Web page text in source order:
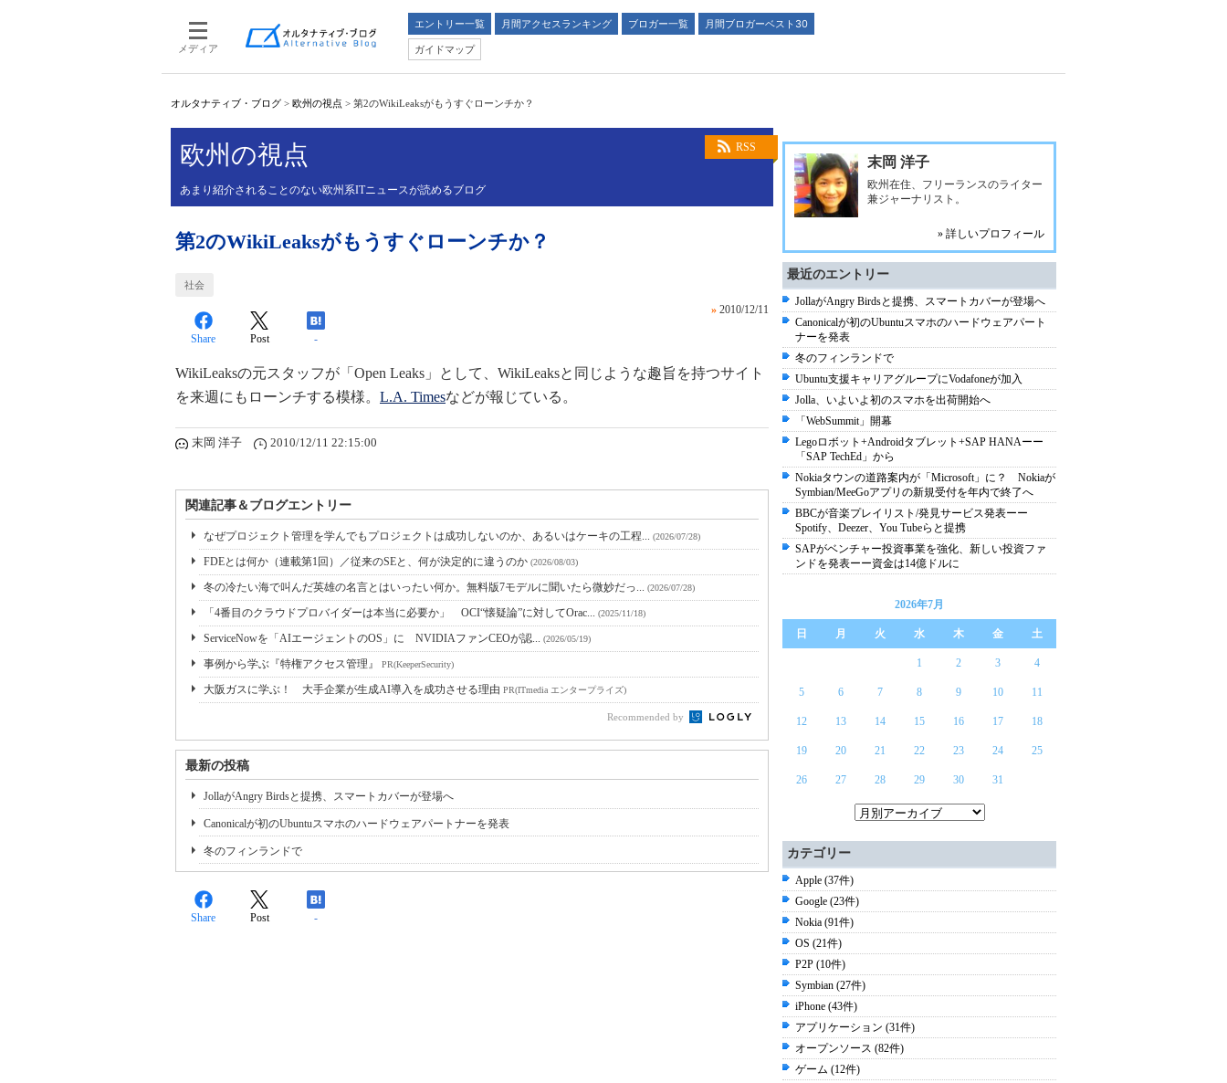
メディア
エントリー一覧 月間アクセスランキング ブロガー一覧
月間ブロガーベスト30
ガイドマップ
オルタナティブ・ブログ > 欧州の視点 > 第2のWikiLeaksがもうすぐローンチか？
RSS
欧州の視点
あまり紹介されることのない欧州系ITニュースが読めるブログ
第2のWikiLeaksがもうすぐローンチか？
社会
» 2010/12/11
Share Post -
WikiLeaksの元スタッフが「Open Leaks」として、WikiLeaksと同じような趣旨を持つサイト
を来週にもローンチする模様。 L.A. Timesなどが報じている。
末岡 洋子 2010/12/11 22:15:00
関連記事＆ブログエントリー
なぜプロジェクト管理を学んでもプロジェクトは成功しないのか、あるいはケーキの工程... (2026/07/28)
FDEとは何か（連載第1回）／従来のSEと、何が決定的に違うのか (2026/08/03)
冬の冷たい海で叫んだ英雄の名言とはいったい何か。無料版7モデルに聞いたら微妙だっ... (2026/07/28)
「4番目のクラウドプロバイダーは本当に必要か」 OCI“懐疑論”に対してOrac... (2025/11/18)
ServiceNowを「AIエージェントのOS」に NVIDIAファンCEOが認... (2026/05/19)
事例から学ぶ『特権アクセス管理』 PR(KeeperSecurity)
大阪ガスに学ぶ！ 大手企業が生成AI導入を成功させる理由 PR(ITmedia エンタープライズ)
Recommended by
最新の投稿
JollaがAngry Birdsと提携、スマートカバーが登場へ
Canonicalが初のUbuntuスマホのハードウェアパートナーを発表
冬のフィンランドで
Share Post -
末岡 洋子
欧州在住、フリーランスのライター
兼ジャーナリスト。
» 詳しいプロフィール
最近のエントリー
JollaがAngry Birdsと提携、スマートカバーが登場へ
Canonicalが初のUbuntuスマホのハードウェアパート
ナーを発表
冬のフィンランドで
Ubuntu支援キャリアグループにVodafoneが加入
Jolla、いよいよ初のスマホを出荷開始へ
「WebSummit」開幕
Legoロボット+Androidタブレット+SAP HANAーー
「SAP TechEd」から
Nokiaタウンの道路案内が「Microsoft」に？ Nokiaが
Symbian/MeeGoアプリの新規受付を年内で終了へ
BBCが音楽プレイリスト/発見サービス発表ーー
Spotify、Deezer、You Tubeらと提携
SAPがベンチャー投資事業を強化、新しい投資ファ
ンドを発表ーー資金は14億ドルに
2026年7月
日 月 火 水 木 金 土
1 2 3 4
5 6 7 8 9 10 11
12 13 14 15 16 17 18
19 20 21 22 23 24 25
26 27 28 29 30 31
カテゴリー
Apple (37件)
Google (23件)
Nokia (91件)
OS (21件)
P2P (10件)
Symbian (27件)
iPhone (43件)
アプリケーション (31件)
オープンソース (82件)
ゲーム (12件)